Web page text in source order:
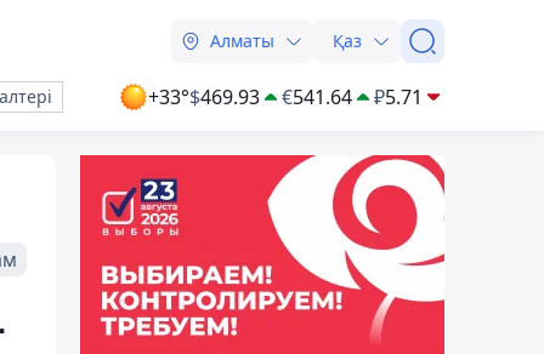
Алматы Қаз
+33°$469.93 €541.64 ₽5.71